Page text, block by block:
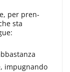
per pren­
sta
impugnando